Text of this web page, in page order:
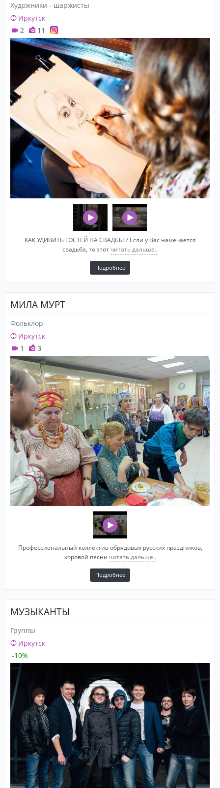
Художники - шаржисты
Иркутск
2
11
КАК УДИВИТЬ ГОСТЕЙ НА СВАДЬБЕ? Если у Вас намечается
свадьба, то этот читать дальше..
Подробнее
МИЛА МУРТ
Фольклор
Иркутск
1
3
Профессиональный коллектив обрядовых русских праздников,
хоровой песни читать дальше..
Подробнее
МУЗЫКАНТЫ
Группы
Иркутск
-10%